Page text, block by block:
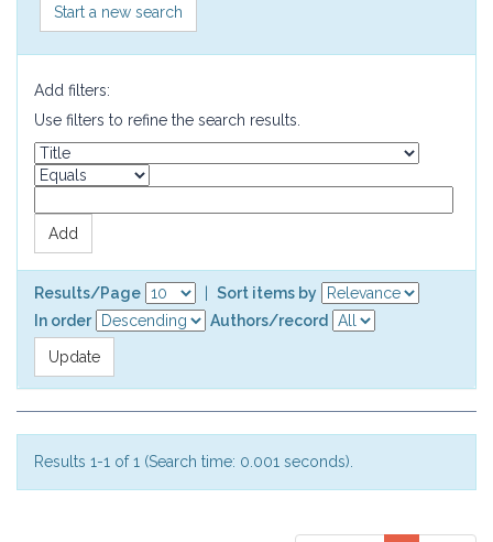
Start a new search
Add filters:
Use filters to refine the search results.
Results/Page
Sort items by
In order
Authors/record
Results 1-1 of 1 (Search time: 0.001 seconds).